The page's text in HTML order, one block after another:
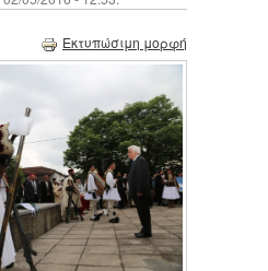
Εκτυπώσιμη μορφή